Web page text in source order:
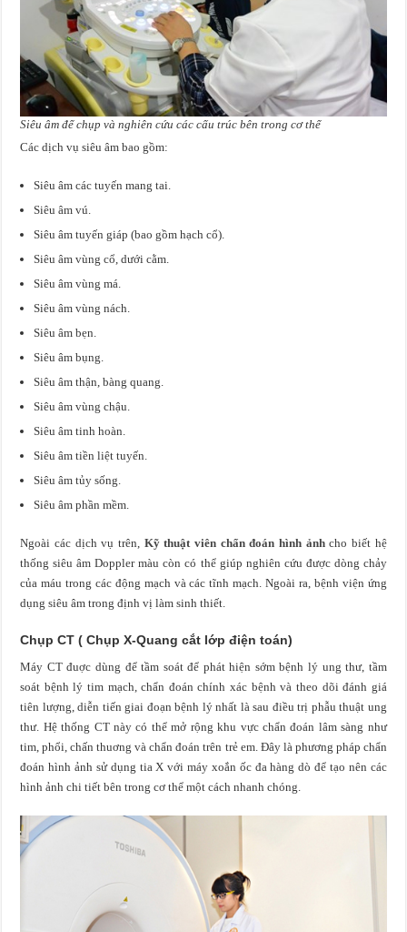
Siêu âm để chụp và nghiên cứu các cấu trúc bên trong cơ thể
Các dịch vụ siêu âm bao gồm:
Siêu âm các tuyến mang tai.
Siêu âm vú.
Siêu âm tuyến giáp (bao gồm hạch cổ).
Siêu âm vùng cổ, dưới cằm.
Siêu âm vùng má.
Siêu âm vùng nách.
Siêu âm bẹn.
Siêu âm bụng.
Siêu âm thận, bàng quang.
Siêu âm vùng chậu.
Siêu âm tinh hoàn.
Siêu âm tiền liệt tuyến.
Siêu âm tủy sống.
Siêu âm phần mềm.
Ngoài các dịch vụ trên, Kỹ thuật viên chẩn đoán hình ảnhcho biết hệ
thống siêu âm Doppler màu còn có thể giúp nghiên cứu được dòng chảy
của máu trong các động mạch và các tĩnh mạch. Ngoài ra, bệnh viện ứng
dụng siêu âm trong định vị làm sinh thiết.
Chụp CT ( Chụp X-Quang cắt lớp điện toán)
Máy CT đuợc dùng để tầm soát để phát hiện sớm bệnh lý ung thư, tầm
soát bệnh lý tim mạch, chẩn đoán chính xác bệnh và theo dõi đánh giá
tiên lượng, diễn tiến giai đoạn bệnh lý nhất là sau điều trị phẫu thuật ung
thư. Hệ thống CT này có thể mở rộng khu vực chẩn đoán lâm sàng như
tim, phổi, chấn thuơng và chẩn đoán trên trẻ em. Đây là phương pháp chẩn
đoán hình ảnh sử dụng tia X với máy xoắn ốc đa hàng dò để tạo nên các
hình ảnh chi tiết bên trong cơ thể một cách nhanh chóng.